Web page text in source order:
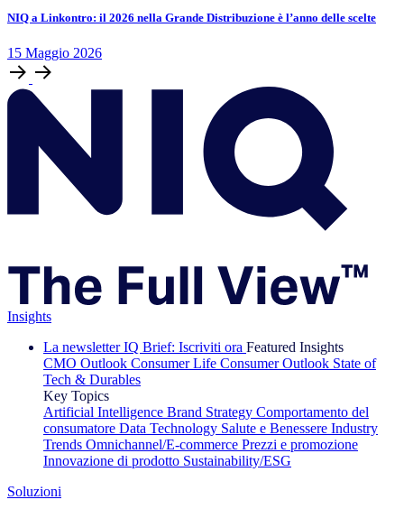
NIQ a Linkontro: il 2026 nella Grande Distribuzione è l’anno delle scelte
15 Maggio 2026
Insights
La newsletter IQ Brief: Iscriviti ora Featured Insights
CMO Outlook Consumer Life Consumer Outlook State of
Tech & Durables
Key Topics
Artificial Intelligence Brand Strategy Comportamento del
consumatore Data Technology Salute e Benessere Industry
Trends Omnichannel/E-commerce Prezzi e promozione
Innovazione di prodotto Sustainability/ESG
Soluzioni